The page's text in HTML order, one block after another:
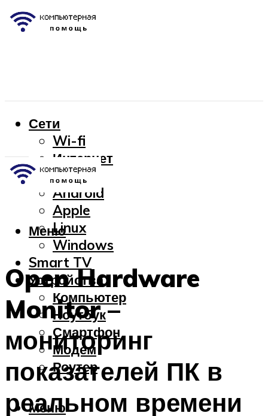
Сети
Wi-fi
Интернет
OC
Android
Apple
Linux
Windows
Smart TV
Устройства
Компьютер
Ноутбук
Смартфон
Модем
Роутер
Меню
Меню
Open Hardware
Monitor –
мониторинг
показателей ПК в
реальном времени